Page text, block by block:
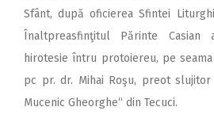
Sfânt, după oficierea Sfintei
Înaltpreasfinţitul Părinte
hirotesie întru protoiereu, pe
pc pr. dr. Mihai Roşu, preot slujitor
Mucenic Gheorghe“ din Tecuci.